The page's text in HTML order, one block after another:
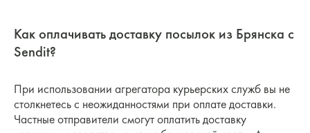
Как оплачивать доставку посылок из Брянска с
Sendit?
При использовании агрегатора курьерских служб вы не
столкнетесь с неожиданностями при оплате доставки.
Частные отправители смогут оплатить доставку